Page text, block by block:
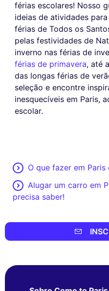
férias escolares! Nosso
ideias de atividades
férias de Todos os
pelas festividades de
inverno nas férias de
férias de primavera, até
das longas férias de
seleção e encontre
inesquecíveis em Paris,
escolar.
O que fazer em
Alugar um carro em
precisa saber!